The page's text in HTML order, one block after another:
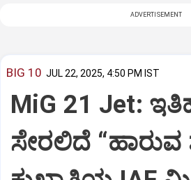
ADVERTISEMENT
BIG 10 JUL 22, 2025, 4:50 PM IST
MiG 21 Jet:
ಸೇರಲಿದೆ “ಹಾರುವ